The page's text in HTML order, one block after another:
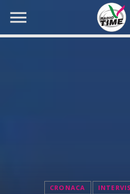
CRONACA